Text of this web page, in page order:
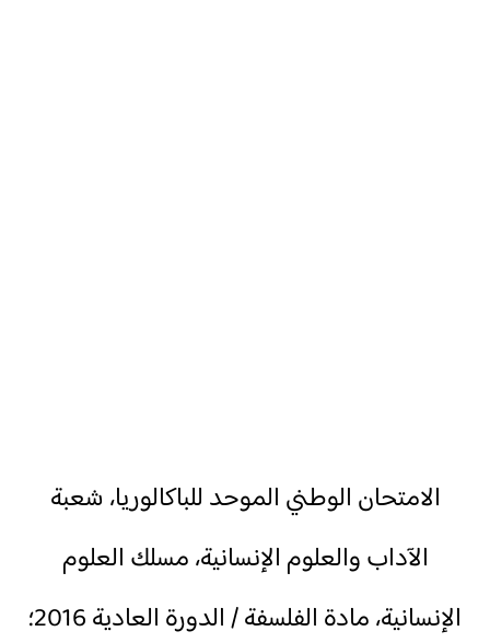
الامتحان الوطني الموحد للباكالوريا، شعبة
الآداب والعلوم الإنسانية، مسلك العلوم
الإنسانية، مادة الفلسفة / الدورة العادية 2016؛